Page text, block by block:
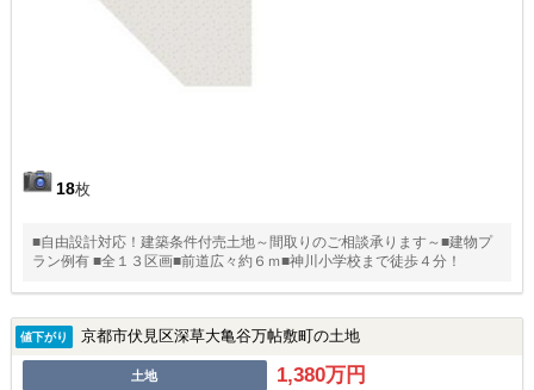
18枚
■自由設計対応！建築条件付売土地～間取りのご相談承ります～■建物プ
ラン例有 ■全１３区画■前道広々約６ｍ■神川小学校まで徒歩４分！
値下がり 京都市伏見区深草大亀谷万帖敷町の土地
土地 1,380万円